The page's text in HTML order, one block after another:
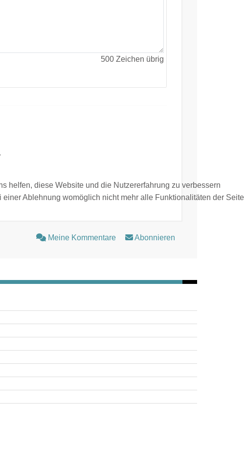
500 Zeichen übrig
Meine Kommentare Abonnieren
helfen, diese Website und die Nutzererfahrung zu verbessern
Ablehnung womöglich nicht mehr alle Funktionalitäten der Seite